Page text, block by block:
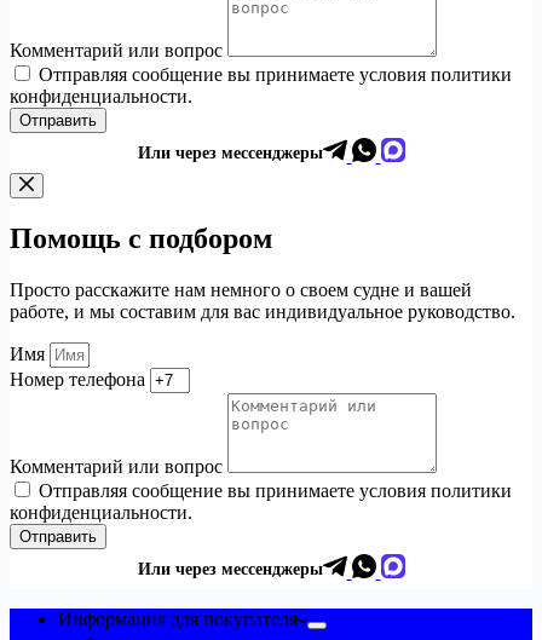
Комментарий или вопрос
Отправляя сообщение вы принимаете условия политики
конфиденциальности.
Отправить
Или через мессенджеры
Помощь с подбором
Просто расскажите нам немного о своем судне и вашей
работе, и мы составим для вас индивидуальное руководство.
Имя
Номер телефона
Комментарий или вопрос
Отправляя сообщение вы принимаете условия политики
конфиденциальности.
Отправить
Или через мессенджеры
Информация для покупателя